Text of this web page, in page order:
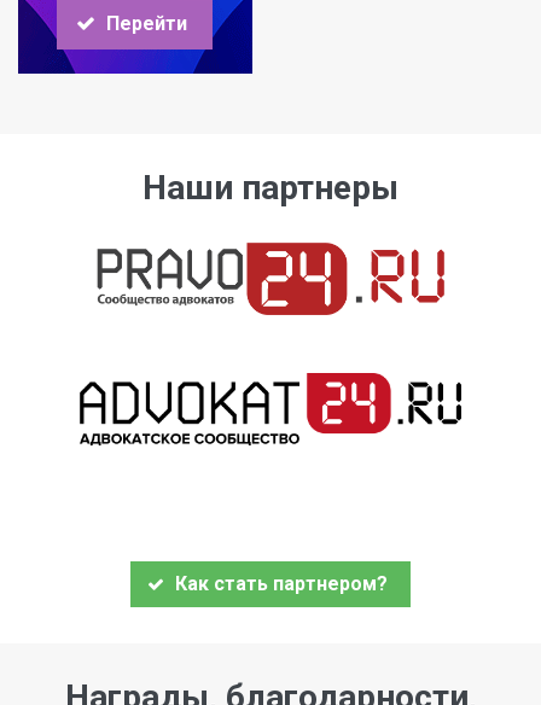
Перейти
Наши партнеры
Как стать партнером?
Награды, благодарности,